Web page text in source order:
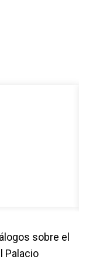
sobre el
Palacio